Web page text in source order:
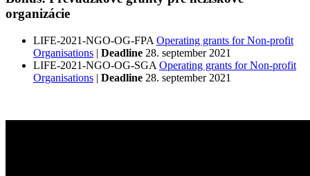
organizácie
LIFE-2021-NGO-OG-FPA Operating grants for Non-profit
Organisations | Deadline 28. september 2021
LIFE-2021-NGO-OG-SGA Operating grants for Non-profit
Organisations | Deadline 28. september 2021